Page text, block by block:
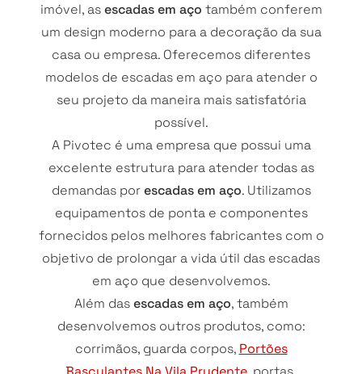
imóvel, asescadas em aço também conferem
um design moderno para a decoração da sua
casa ou empresa. Oferecemos diferentes
modelos de escadas em aço para atender o
seu projeto da maneira mais satisfatória
possível.
A Pivotec é uma empresa que possui uma
excelente estrutura para atender todas as
demandas porescadas em aço. Utilizamos
equipamentos de ponta e componentes
fornecidos pelos melhores fabricantes com o
objetivo de prolongar a vida útil das escadas
em aço que desenvolvemos.
Além dasescadas em aço, também
desenvolvemos outros produtos, como:
corrimãos, guarda corpos, Portões